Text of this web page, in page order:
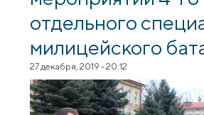
отдельного
милицейского
27 декабря, 2019 - 20:12